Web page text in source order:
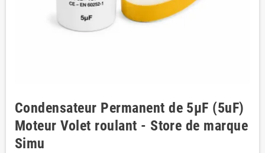
Condensateur Permanent de 5μF (5uF)
Moteur Volet roulant - Store de marque
Simu